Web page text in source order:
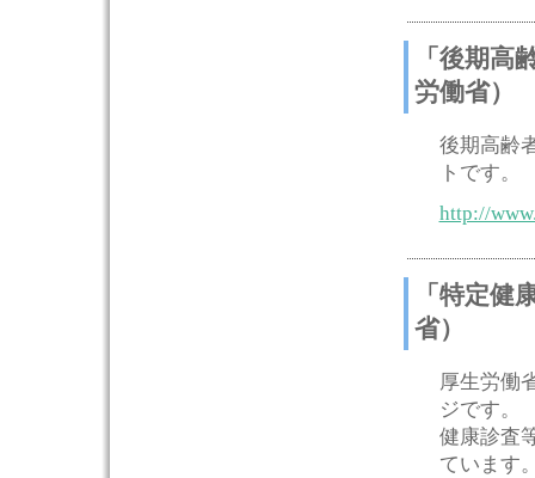
「後期高
労働省）
後期高齢
トです。
http://
「特定健
省）
厚生労働
ジです。
健康診査
ています